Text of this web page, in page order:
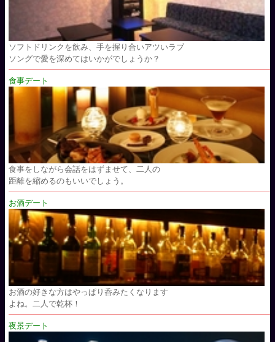
ソフトドリンクを飲み、手を握り合いアツいラブ
ソングで愛を深めてはいかがでしょうか？
食事デート
食事をしながら会話をはずませて、二人の
距離を縮めるのもいいでしょう。
お酒デート
お酒の好きな方はやっぱり呑みたくなります
よね。二人で乾杯！
夜景デート